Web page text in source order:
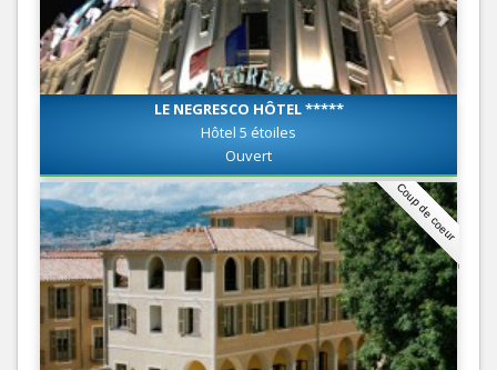
LE NEGRESCO HÔTEL *****
Hôtel 5 étoiles
Ouvert
Coup de coeur